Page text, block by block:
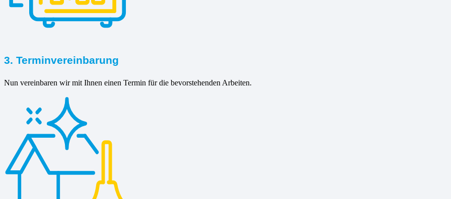
3. Terminvereinbarung
Nun vereinbaren wir mit Ihnen einen Termin für die bevorstehenden Arbeiten.